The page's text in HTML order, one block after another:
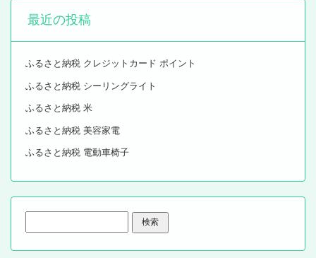
最近の投稿
ふるさと納税 クレジットカード ポイント
ふるさと納税 シーリングライト
ふるさと納税 米
ふるさと納税 美容家電
ふるさと納税 電動車椅子
索: